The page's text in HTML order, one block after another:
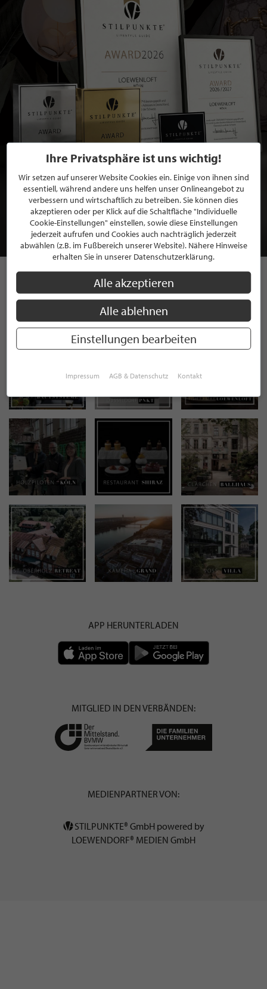
BEWERBEN SIE SICH FÜR EINE GRATIS
MITGLIEDSCHAFT BEI STILPUNKTE®
JETZT GRATIS BEWERBEN
STILPUNKTE AUF
INSTAGRAM
APP HERUNTERLADEN
MITGLIED IN DEN VERBÄNDEN:
MEDIENPARTNER VON:
STILPUNKTE® GmbH powered by
LOEWENDORF® MEDIEN GmbH
Ihre Privatsphäre ist uns wichtig!
Wir setzen auf unserer Website Cookies ein. Einige von ihnen sind
essentiell, während andere uns helfen unser Onlineangebot zu
verbessern und wirtschaftlich zu betreiben. Sie können dies
akzeptieren oder per Klick auf die Schaltfläche "Individuelle
Cookie-Einstellungen" einstellen, sowie diese Einstellungen
jederzeit aufrufen und Cookies auch nachträglich jederzeit
abwählen (z.B. im Fußbereich unserer Website). Nähere Hinweise
erhalten Sie in unserer Datenschutzerklärung.
Alle akzeptieren
Alle ablehnen
Einstellungen bearbeiten
Impressum AGB & Datenschutz Kontakt